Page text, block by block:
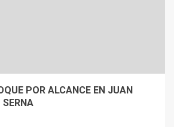
POR ALCANCE EN JUAN
SERNA